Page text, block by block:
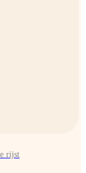
rijst